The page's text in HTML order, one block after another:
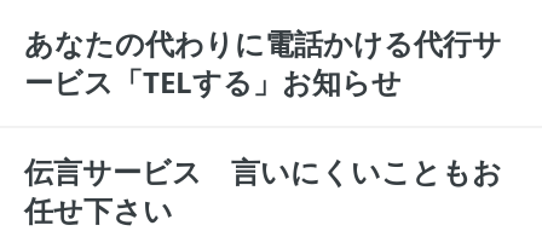
あなたの代わりに電話かける代行サ
ービス「TELする」お知らせ
伝言サービス 言いにくいこともお
任せ下さい